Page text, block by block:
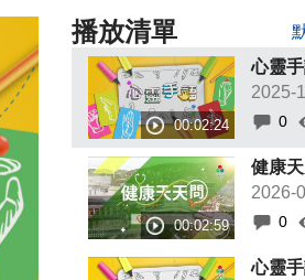
播放清單
心靈
2025-
0
健康
2026-
0
心靈